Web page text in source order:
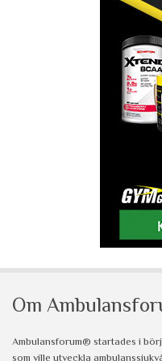
Om
Ambulansforum® startades i
som ville utveckla